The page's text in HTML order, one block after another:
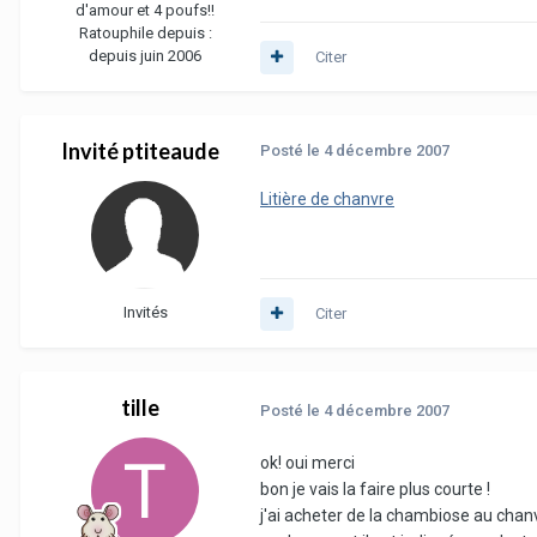
d'amour et 4 poufs!!
Ratouphile depuis :
depuis juin 2006
Citer
Invité ptiteaude
Invités
Posté le 4 décembre 2007
Litière de chanvre
Citer
tille Posté le 4 décembre 2007
ok! oui merci
bon je vais la faire plus courte !
j'ai acheter de la chambiose au